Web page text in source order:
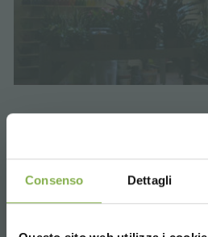
Consenso Dettagli